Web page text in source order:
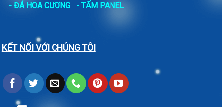
- ĐÁ HOA CƯƠNG - TẤM PANEL
KẾT NỐI VỚI CHÚNG TÔI